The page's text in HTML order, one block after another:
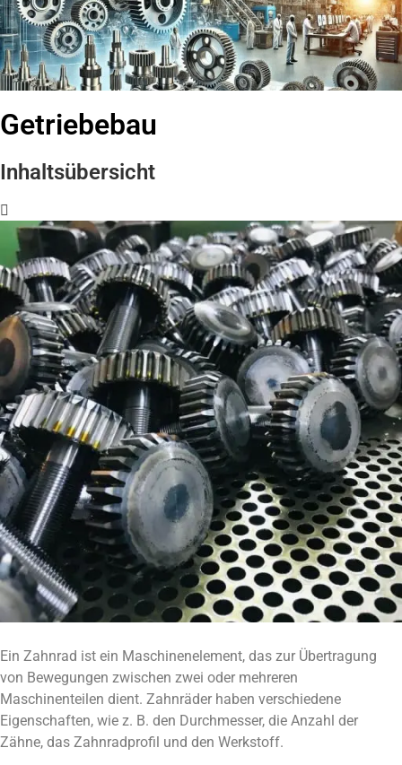
Getriebebau
Inhaltsübersicht
Ein Zahnrad ist ein Maschinenelement, das zur Übertragung
von Bewegungen zwischen zwei oder mehreren
Maschinenteilen dient. Zahnräder haben verschiedene
Eigenschaften, wie z. B. den Durchmesser, die Anzahl der
Zähne, das Zahnradprofil und den Werkstoff.